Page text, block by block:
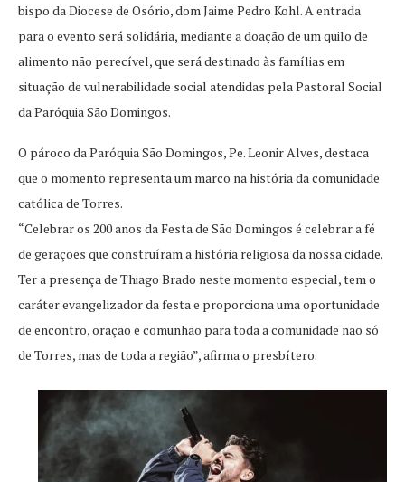
bispo da Diocese de Osório, dom Jaime Pedro Kohl. A entrada
para o evento será solidária, mediante a doação de um quilo de
alimento não perecível, que será destinado às famílias em
situação de vulnerabilidade social atendidas pela Pastoral Social
da Paróquia São Domingos.
O pároco da Paróquia São Domingos, Pe. Leonir Alves, destaca
que o momento representa um marco na história da comunidade
católica de Torres.
“Celebrar os 200 anos da Festa de São Domingos é celebrar a fé
de gerações que construíram a história religiosa da nossa cidade.
Ter a presença de Thiago Brado neste momento especial, tem o
caráter evangelizador da festa e proporciona uma oportunidade
de encontro, oração e comunhão para toda a comunidade não só
de Torres, mas de toda a região”, afirma o presbítero.